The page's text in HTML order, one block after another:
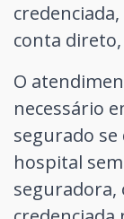
conta
O
necessário
segurado
hospital
seguradora,